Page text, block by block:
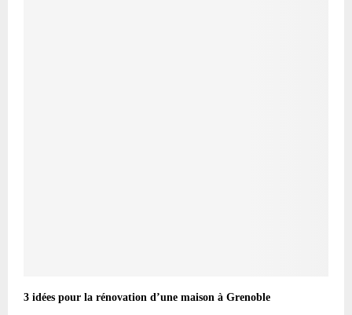
3 idées pour la rénovation d’une maison à Grenoble